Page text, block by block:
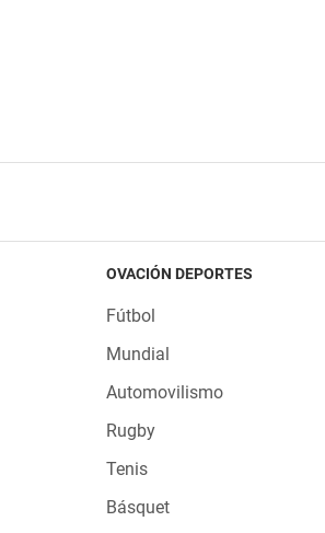
OVACIÓN DEPORTES
Fútbol
Mundial
Automovilismo
Rugby
Tenis
Básquet